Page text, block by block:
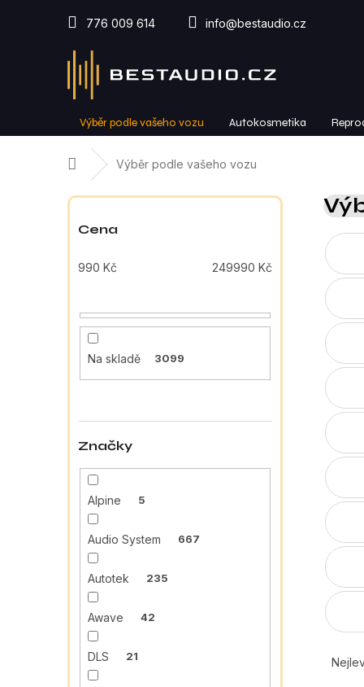
776 009 614 info@bestaudio.cz
Výběr podle vašeho vozu Autokosmetika
Domů Výběr podle vašeho vozu
o
Cena
990 Kč 249990 Kč
Na skladě 3099
Značky
Alpine 5
Audio System 667
Autotek 235
Awave 42
DLS 21
a